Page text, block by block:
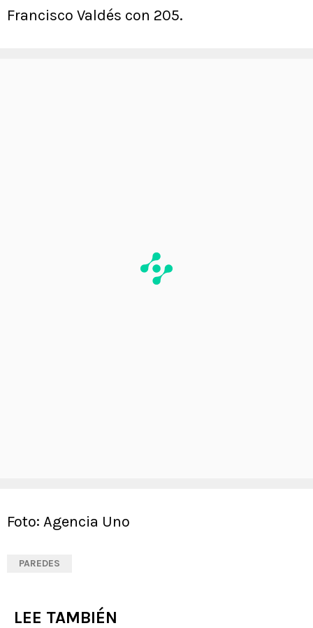
Francisco Valdés con 205.
Foto: Agencia Uno
PAREDES
LEE TAMBIÉN